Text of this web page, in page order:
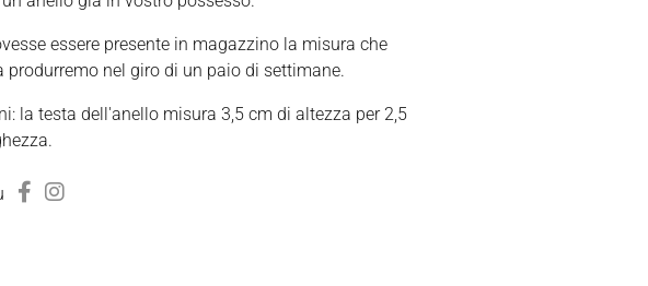
essere presente in magazzino la misura che
produrremo nel giro di un paio di settimane.
la testa dell'anello misura 3,5 cm di altezza per 2,5